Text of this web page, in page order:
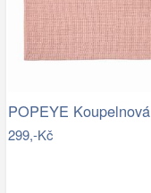
299,-Kč